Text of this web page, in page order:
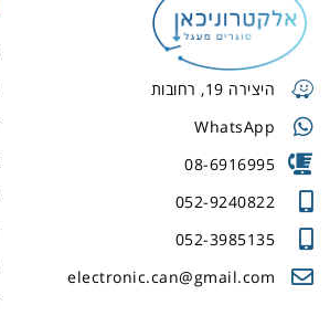
היצירה 19, רחובות
WhatsApp
08-6916995
052-9240822
052-3985135
electronic.can@gmail.com